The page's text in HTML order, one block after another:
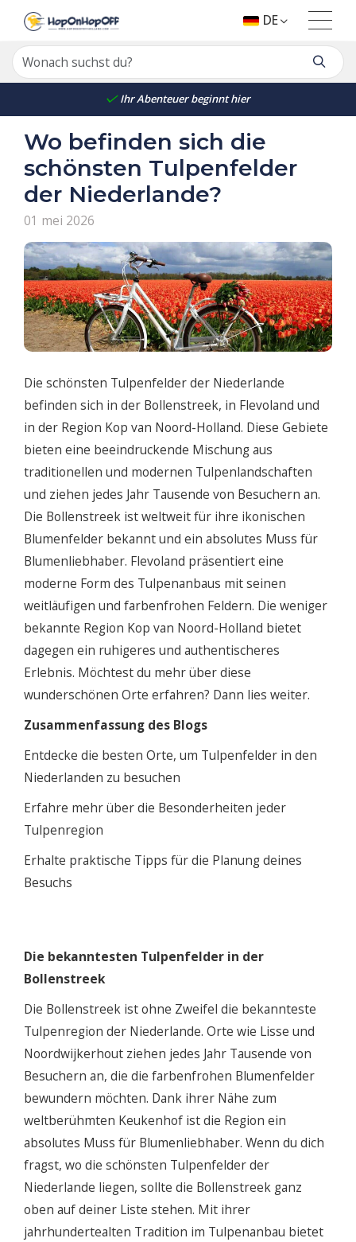
Ihr Abenteuer beginnt hier
DE
Wo befinden sich die
schönsten Tulpenfelder
der Niederlande?
01 mei 2026
Die schönsten Tulpenfelder der Niederlande
befinden sich in der Bollenstreek, in Flevoland und
in der Region Kop van Noord-Holland. Diese Gebiete
bieten eine beeindruckende Mischung aus
traditionellen und modernen Tulpenlandschaften
und ziehen jedes Jahr Tausende von Besuchern an.
Die Bollenstreek ist weltweit für ihre ikonischen
Blumenfelder bekannt und ein absolutes Muss für
Blumenliebhaber. Flevoland präsentiert eine
moderne Form des Tulpenanbaus mit seinen
weitläufigen und farbenfrohen Feldern. Die weniger
bekannte Region Kop van Noord-Holland bietet
dagegen ein ruhigeres und authentischeres
Erlebnis. Möchtest du mehr über diese
wunderschönen Orte erfahren? Dann lies weiter.
Zusammenfassung des Blogs
Entdecke die besten Orte, um Tulpenfelder in den
Niederlanden zu besuchen
Erfahre mehr über die Besonderheiten jeder
Tulpenregion
Erhalte praktische Tipps für die Planung deines
Besuchs
Die bekanntesten Tulpenfelder in der
Bollenstreek
Die Bollenstreek ist ohne Zweifel die bekannteste
Tulpenregion der Niederlande. Orte wie Lisse und
Noordwijkerhout ziehen jedes Jahr Tausende von
Besuchern an, die die farbenfrohen Blumenfelder
bewundern möchten. Dank ihrer Nähe zum
weltberühmten Keukenhof ist die Region ein
absolutes Muss für Blumenliebhaber. Wenn du dich
fragst, wo die schönsten Tulpenfelder der
Niederlande liegen, sollte die Bollenstreek ganz
oben auf deiner Liste stehen. Mit ihrer
jahrhundertealten Tradition im Tulpenanbau bietet